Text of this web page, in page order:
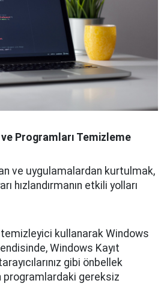
Programları Temizleme
ve uygulamalardan kurtulmak,
hızlandırmanın etkili yolları
kullanarak Windows
Windows Kayıt
gibi önbellek
programlardaki gereksiz